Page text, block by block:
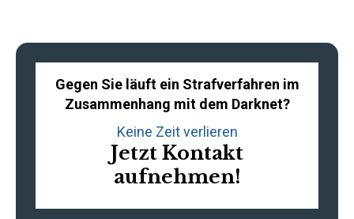
Gegen Sie läuft ein Strafverfahren im
Zusammenhang mit dem Darknet?
Keine Zeit verlieren
Jetzt Kontakt
aufnehmen!